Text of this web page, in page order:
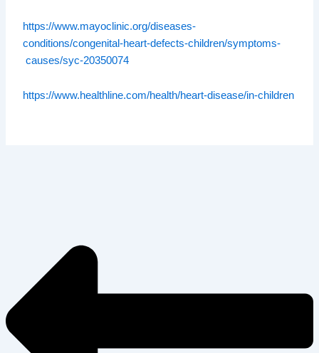
https://www.mayoclinic.org/diseases-
conditions/congenital-heart-defects-children/symptoms-
causes/syc-20350074
https://www.healthline.com/health/heart-disease/in-children